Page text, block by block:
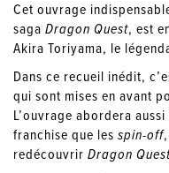
Cet ouvrage
saga Dragon Quest, est
Akira Toriyama, le
Dans ce recueil inédit,
qui sont mises en avant
L’ouvrage abordera
franchise que les spin-off
redécouvrir Dragon